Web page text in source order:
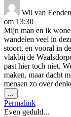
Wil van
om 13:30
Mijn man en ik
wandelen veel in
stoort, en vooral in
vlakbij de
past hier toch niet.
maken, maar dacht
mensen zo over
...
deze
metabox.
Permalink
Even geduld...